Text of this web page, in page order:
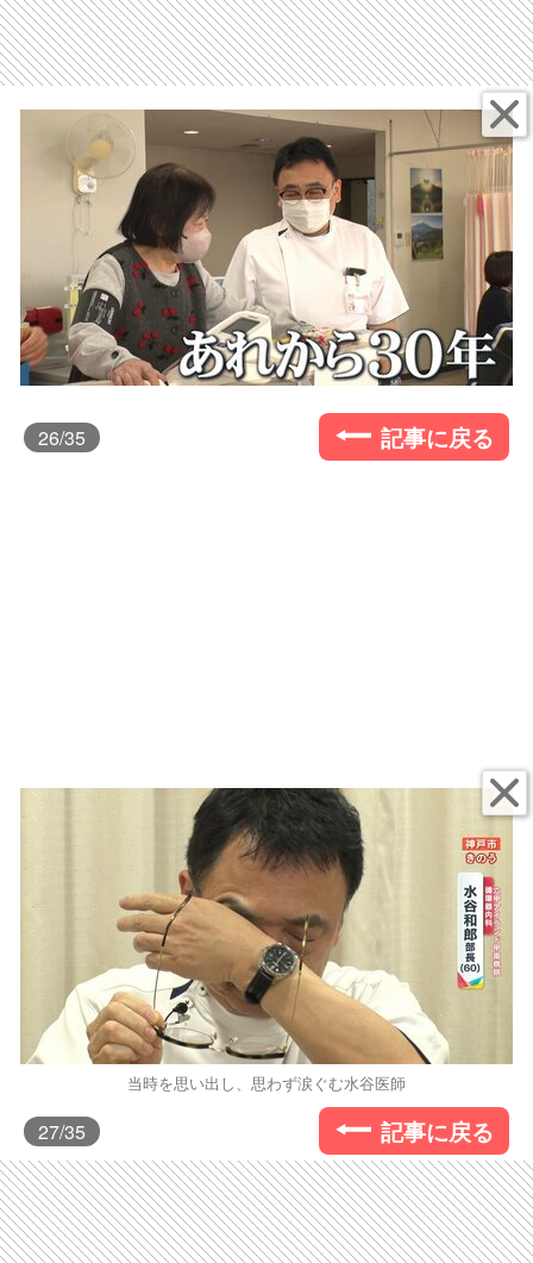
26/35 記事に戻る
当時を思い出し、思わず涙ぐむ水谷医師
27/35 記事に戻る